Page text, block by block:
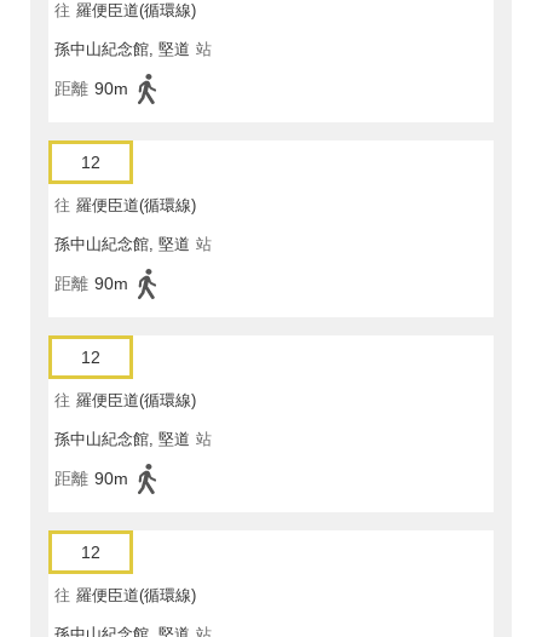
往 羅便臣道(循環線)
孫中山紀念館, 堅道 站
距離 90m
12
往 羅便臣道(循環線)
孫中山紀念館, 堅道 站
距離 90m
12
往 羅便臣道(循環線)
孫中山紀念館, 堅道 站
距離 90m
12
往 羅便臣道(循環線)